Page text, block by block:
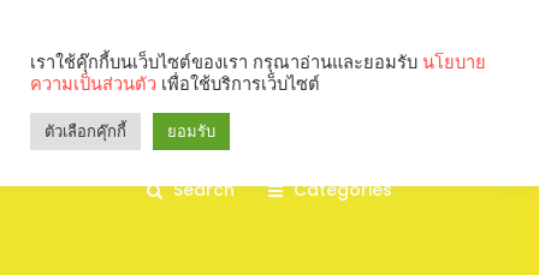
Search Categories
เราใช้คุ๊กกี้บนเว็บไซต์ของเรา กรุณาอ่านและยอมรับ นโยบาย
ความเป็นส่วนตัว เพื่อใช้บริการเว็บไซต์
ตัวเลือกคุ๊กกี้ ยอมรับ